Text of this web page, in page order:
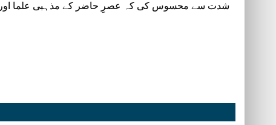
شدت سے محسوس کی کہ عصرِ حاضر کے مذہبی علما اور